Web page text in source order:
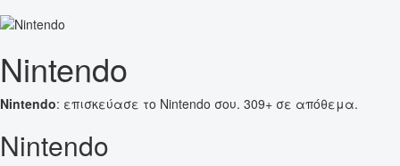
Nintendo
Nintendo: επισκεύασε το Nintendo σου. 309+ σε απόθεμα.
Nintendo